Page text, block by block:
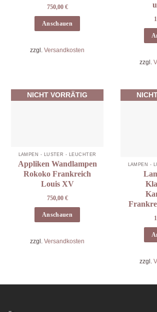
750,00 €
Anschauen
zzgl. Versandkosten
zzgl.
NICHT VORRÄTIG
LAMPEN - LÜSTER - LEUCHTER
Appliken Wandlampen
Rokoko Frankreich
Louis XV
750,00 €
Anschauen
zzgl. Versandkosten
LAMPEN -
zzgl.